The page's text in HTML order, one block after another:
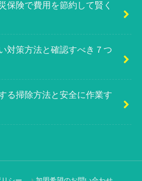
保険で費用を節約して賢く
対策方法と確認すべき７つ
る掃除方法と安全に作業す